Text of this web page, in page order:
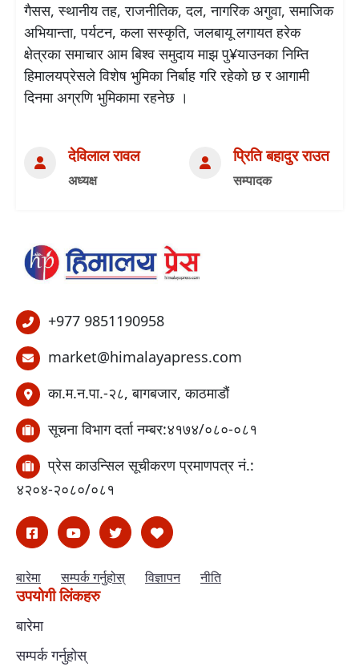
गैसस, स्थानीय तह, राजनीतिक, दल, नागरिक अगुवा, समाजिक
अभियान्ता, पर्यटन, कला सस्कृति, जलबायू लगायत हरेक
क्षेत्रका समाचार आम बिश्व समुदाय माझ पु¥याउनका निम्ति
हिमालयप्रेसले विशेष भुमिका निर्बाह गरि रहेको छ र आगामी
दिनमा अग्रणि भुमिकामा रहनेछ ।
देविलाल रावल
अध्यक्ष
प्रिति बहादुर राउत
सम्पादक
+977 9851190958
market@himalayapress.com
का.म.न.पा.-२८, बागबजार, काठमाडौं
सूचना विभाग दर्ता नम्बर:४१७४/०८०-०८१
प्रेस काउन्सिल सूचीकरण प्रमाणपत्र नं.:
४२०४-२०८०/०८१
बारेमा सम्पर्क गर्नुहोस् विज्ञापन नीति
उपयोगी लिंकहरु
बारेमा
सम्पर्क गर्नुहोस्